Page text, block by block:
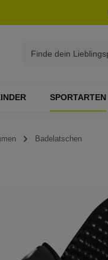
SPORTARTEN
Badelatschen